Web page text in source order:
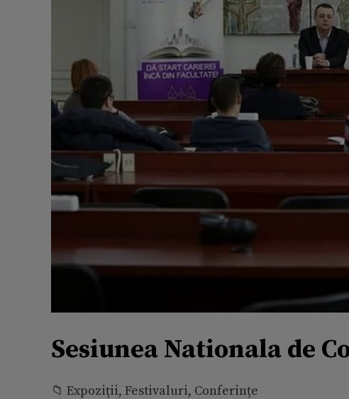
Sesiunea Nationala de
📁 Expoziţii, Festivaluri, Conferințe